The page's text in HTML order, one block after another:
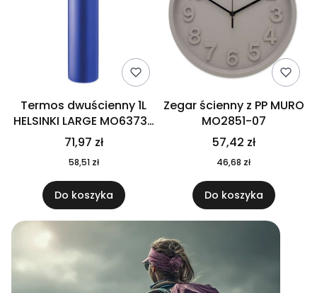
Termos dwuścienny 1L
HELSINKI LARGE MO6373-
04
71,97 zł
58,51 zł
Do koszyka
Zegar ścienny z PP MURO
MO2851-07
57,42 zł
46,68 zł
Do koszyka